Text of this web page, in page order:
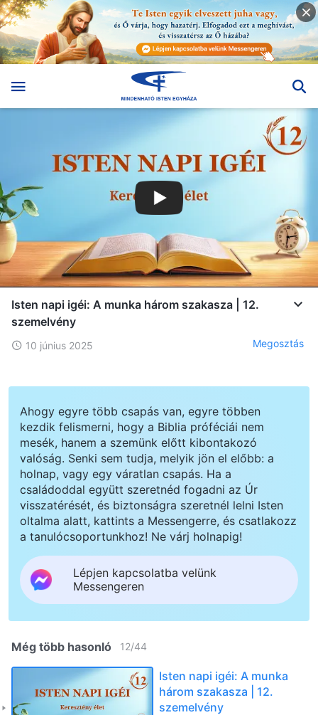
Isten napi igéi: A munka három szakasza | 12.
szemelvény
10 június 2025 Megosztás
Ahogy egyre több csapás van, egyre többen
kezdik felismerni, hogy a Biblia próféciái nem
mesék, hanem a szemünk előtt kibontakozó
valóság. Senki sem tudja, melyik jön el előbb: a
holnap, vagy egy váratlan csapás. Ha a
családoddal együtt szeretnéd fogadni az Úr
visszatérését, és biztonságra szeretnél lelni Isten
oltalma alatt, kattints a Messengerre, és csatlakozz
a tanulócsoportunkhoz! Ne várj holnapig!
Lépjen kapcsolatba velünk
Messengeren
Még több hasonló 12/44
Isten napi igéi: A munka
három szakasza | 12.
szemelvény